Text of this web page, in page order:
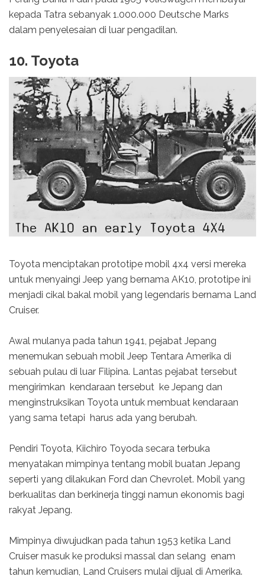
kepada Tatra sebanyak 1.000.000 Deutsche Marks
dalam penyelesaian di luar pengadilan.
10. Toyota
Toyota menciptakan prototipe mobil 4x4 versi mereka
untuk menyaingi Jeep yang bernama AK10, prototipe ini
menjadi cikal bakal mobil yang legendaris bernama Land
Cruiser.
Awal mulanya pada tahun 1941, pejabat Jepang
menemukan sebuah mobil Jeep Tentara Amerika di
sebuah pulau di luar Filipina. Lantas pejabat tersebut
mengirimkan kendaraan tersebut ke Jepang dan
menginstruksikan Toyota untuk membuat kendaraan
yang sama tetapi harus ada yang berubah.
Pendiri Toyota, Kiichiro Toyoda secara terbuka
menyatakan mimpinya tentang mobil buatan Jepang
seperti yang dilakukan Ford dan Chevrolet. Mobil yang
berkualitas dan berkinerja tinggi namun ekonomis bagi
rakyat Jepang.
Mimpinya diwujudkan pada tahun 1953 ketika Land
Cruiser masuk ke produksi massal dan selang enam
tahun kemudian, Land Cruisers mulai dijual di Amerika.